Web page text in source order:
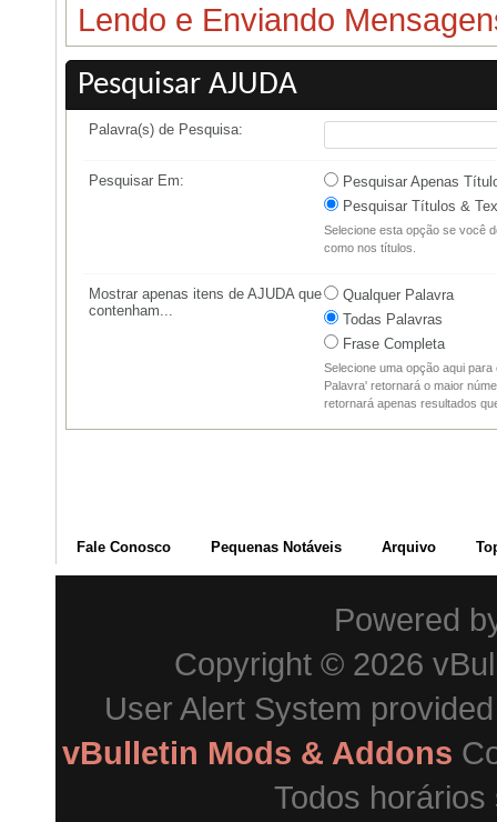
Lendo e Enviando
Pesquisar AJUDA
Palavra(s) de Pesquisa:
Pesquisar Em:
Pesquisar Apenas
Pesquisar Títulos &
Selecione esta opção se você
como nos títulos.
Mostrar apenas itens de AJUDA que
contenham...
Qualquer Palavra
Todas Palavras
Frase Completa
Selecione uma opção aqui
Palavra' retornará o maior
retornará apenas resultados
Fale Conosco Pequenas Notáveis Arquivo
Powered
Copyright © 2026
User Alert System
vBulletin Mods & Addons
Todos